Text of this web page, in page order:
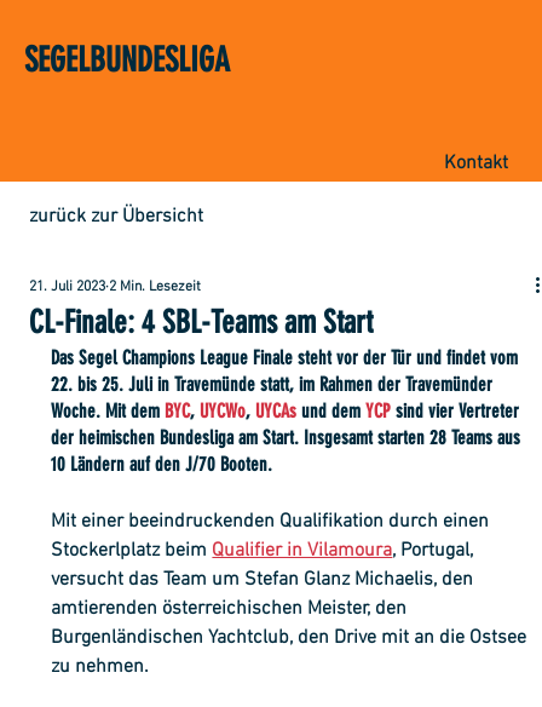
SEGELBUNDESLIGA
Kontakt
CL-Finale: 4 SBL-Teams am Start
21. Juli 2023 2 Min. Lesezeit
Das Segel Champions League Finale steht vor der Tür und findet vom
22. bis 25. Juli in Travemünde statt, im Rahmen der Travemünder
Woche. Mit dem BYC, UYCWo, UYCAs und dem YCP sind vier Vertreter
der heimischen Bundesliga am Start. Insgesamt starten 28 Teams aus
10 Ländern auf den J/70 Booten.
Mit einer beeindruckenden Qualifikation durch einen
Stockerlplatz beim Qualifier in Vilamoura, Portugal,
versucht das Team um Stefan Glanz Michaelis, den
amtierenden österreichischen Meister, den
Burgenländischen Yachtclub, den Drive mit an die Ostsee
zu nehmen.
zurück zur Übersicht